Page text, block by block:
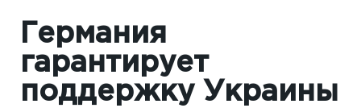
Германия
гарантирует
поддержку Украины